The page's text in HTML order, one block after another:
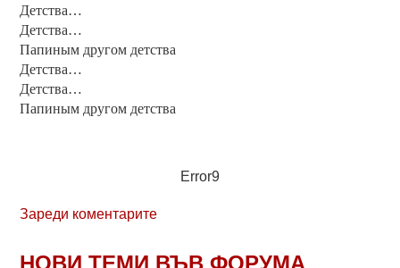
Детства…
Детства…
Папиным другом детства
Детства…
Детства…
Папиным другом детства
Error9
Зареди коментарите
НОВИ ТЕМИ ВЪВ ФОРУМА